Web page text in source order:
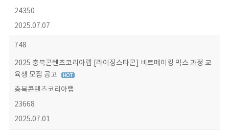
24350
2025.07.07
748
2025 충북콘텐츠코리아랩 [라이징스타콘] 비트메이킹 믹스 과정 교
육생 모집 공고
충북콘텐츠코리아랩
23668
2025.07.01